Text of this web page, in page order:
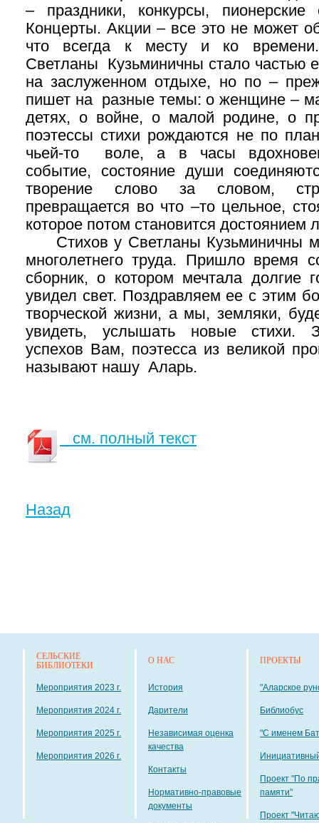
– праздники, конкурсы,
Концерты. Акции – все это не может
что всегда к месту и ко
Светланы Кузьминичны стало частью
на заслуженном отдыхе, но по –
пишет на разные темы: о женщине –
детях, о войне, о малой родине, о
поэтессы стихи рождаются не по
чьей-то воле, а в часы
событие, состояние души
творение слово за словом,
превращается во что –то цельное,
которое потом становится достоянием
Стихов у Светланы Кузьминичны
многолетнего труда. Пришло время
сборник, о котором мечтала долгие
увидел свет. Поздравляем ее с этим
творческой жизни, а мы, земляки,
увидеть, услышать новые стихи.
успехов Вам, поэтесса из великой
называют нашу Аларь.
см. полный текст
Назад
СЕЛЬСКИЕ
БИБЛИОТЕКИ
Мероприятия 2023 г.
Мероприятия 2024 г.
Мероприятия 2025 г.
Мероприятия 2026 г.
О НАС
История
Дарители
Независимая оценка
качества
Контакты
Нормативно-правовые
документы
ПРОЕКТЫ
"Аларское
Библиобус
"С именем
Проект "По
памяти"
Проект